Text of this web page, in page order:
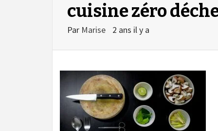
cuisine zéro
Par Marise 2 ans il y a